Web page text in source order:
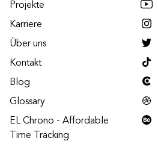
Projekte
Karriere
Über uns
Kontakt
Blog
Glossary
EL Chrono - Affordable
Time Tracking